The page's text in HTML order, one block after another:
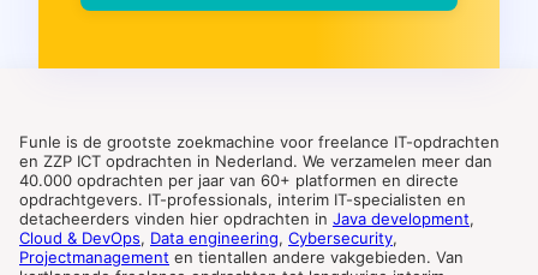
Funle is de grootste zoekmachine voor freelance IT-opdrachten
en ZZP ICT opdrachten in Nederland. We verzamelen meer dan
40.000 opdrachten per jaar van 60+ platformen en directe
opdrachtgevers. IT-professionals, interim IT-specialisten en
detacheerders vinden hier opdrachten in Java development,
Cloud & DevOps, Data engineering, Cybersecurity,
Projectmanagement en tientallen andere vakgebieden. Van